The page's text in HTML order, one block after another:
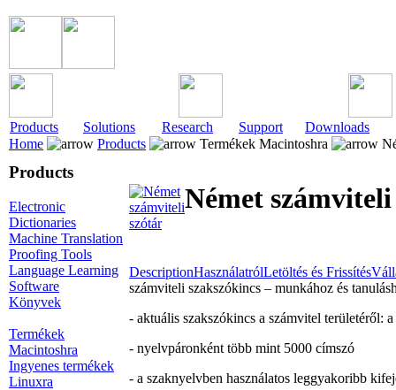
Products Solutions Research Support
Downloads
Home
Products Termékek Macintoshra
Products
Electronic
Dictionaries
Machine Translation
Proofing Tools
Language Learning
Software
Könyvek
Termékek
Macintoshra
Ingyenes termékek
Linuxra
Német
DescriptionHasználatrólLetöltés és Frissítés
számviteli szakszókincs – munkához és
- aktuális szakszókincs a számvitel területéről:
- nyelvpáronként több mint 5000 címszó
- a szaknyelvben használatos leggyakoribb